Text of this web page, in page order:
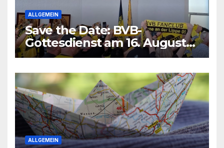
ALLGEMEIN
Save the Date: BVB-
Gottesdienst am 16. August
2026
ALLGEMEIN